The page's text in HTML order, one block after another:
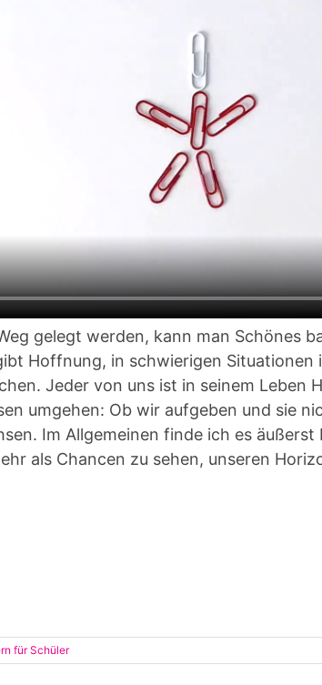
gelegt werden, kann man Schönes
Hoffnung, in schwierigen Situationen
Jeder von uns ist in seinem Leben
umgehen: Ob wir aufgeben und sie
Im Allgemeinen finde ich es äußerst
als Chancen zu sehen, unseren
für Schüler